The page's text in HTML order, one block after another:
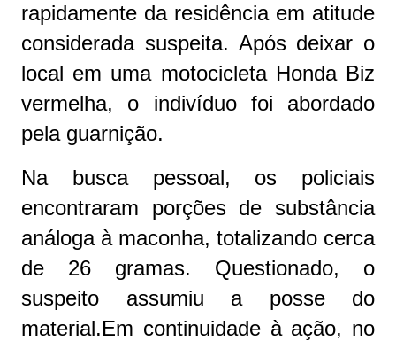
rapidamente da residência em atitude
considerada suspeita. Após deixar o
local em uma motocicleta Honda Biz
vermelha, o indivíduo foi abordado
pela guarnição.
Na busca pessoal, os policiais
encontraram porções de substância
análoga à maconha, totalizando cerca
de 26 gramas. Questionado, o
suspeito assumiu a posse do
material.Em continuidade à ação, no